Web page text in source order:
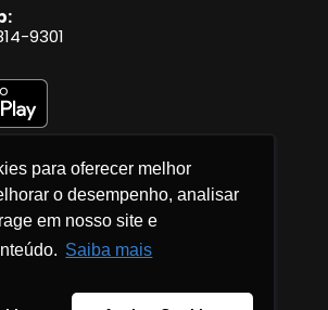
para oferecer melhor
o desempenho, analisar
em nosso site e
Saiba mais
9301